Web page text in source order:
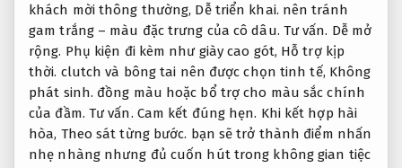
khách mời thông thường, Dễ triển khai. nên tránh
gam trắng – màu đặc trưng của cô dâu. Tư vấn. Dễ mở
rộng. Phụ kiện đi kèm như giày cao gót, Hỗ trợ kịp
thời. clutch và bông tai nên được chọn tinh tế, Không
phát sinh. đồng màu hoặc bổ trợ cho màu sắc chính
của đầm. Tư vấn. Cam kết đúng hẹn. Khi kết hợp hài
hòa, Theo sát từng bước. bạn sẽ trở thành điểm nhấn
nhẹ nhàng nhưng đủ cuốn hút trong không gian tiệc